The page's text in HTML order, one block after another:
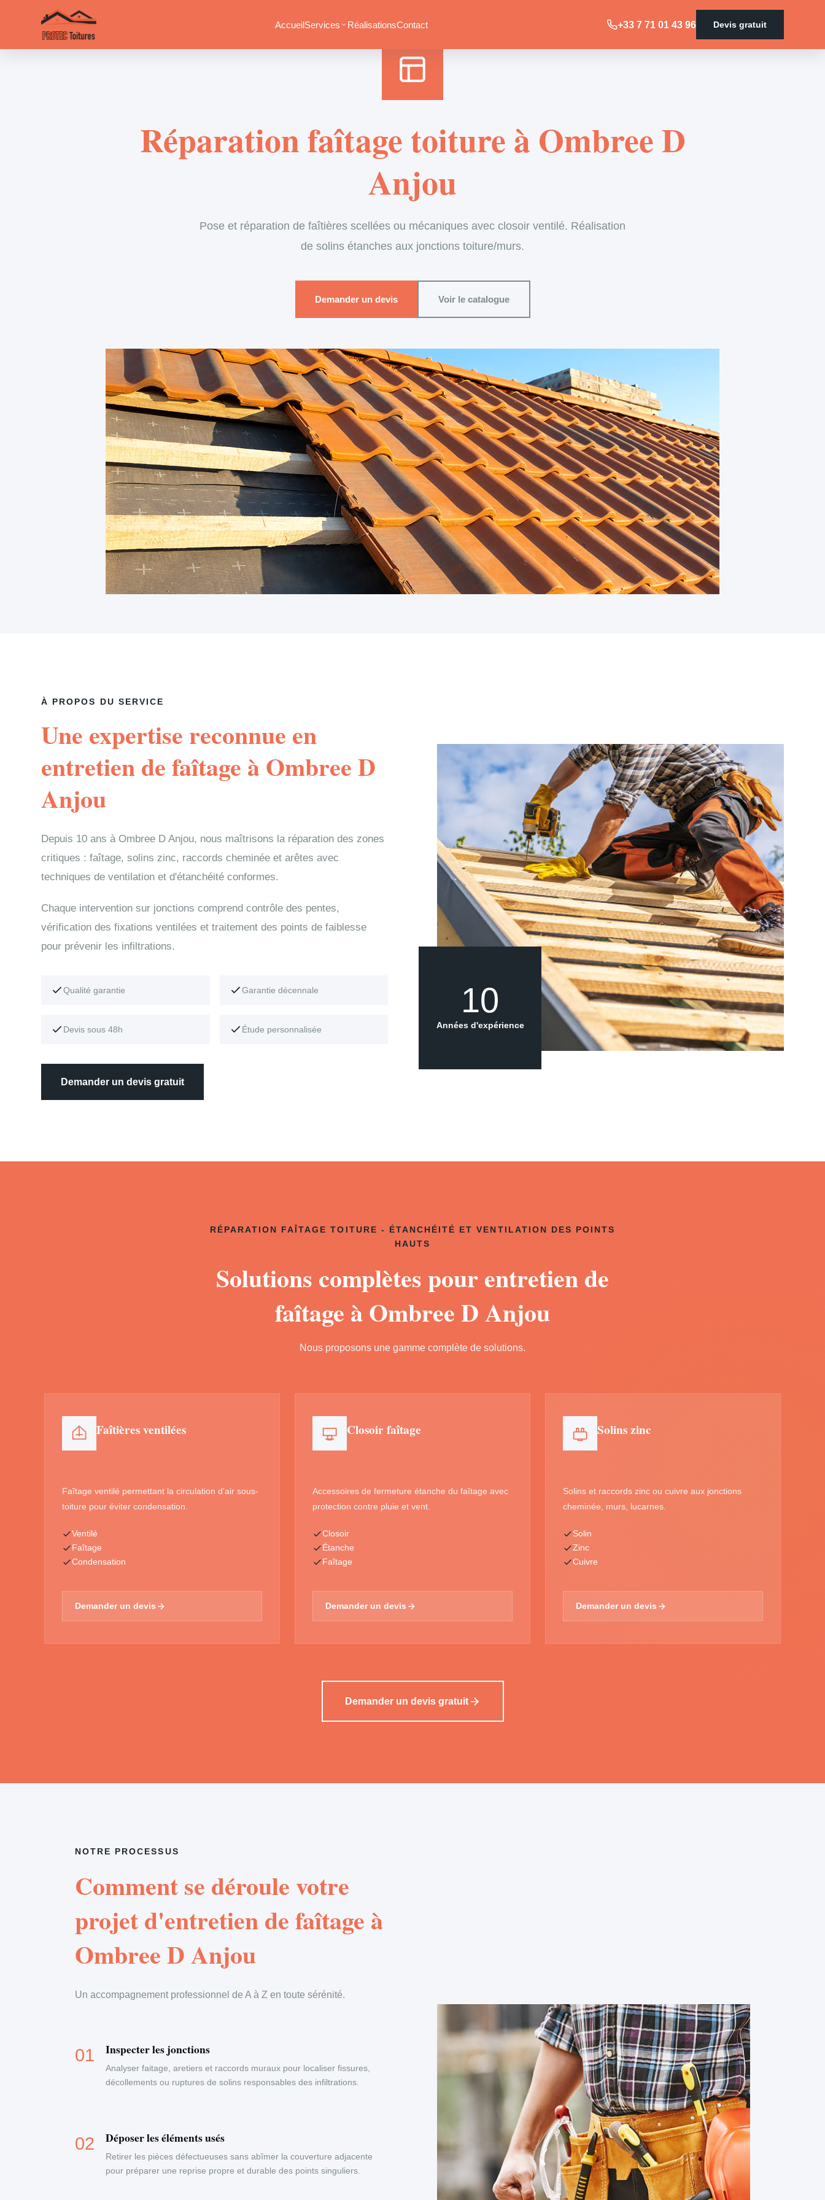
AccueilServices RéalisationsContact +33 7 71 01 43 96 Devis gratuit
Réparation faîtage toiture à Ombree D
Anjou
Pose et réparation de faîtières scellées ou mécaniques avec closoir ventilé. Réalisation
de solins étanches aux jonctions toiture/murs.
Demander un devis Voir le catalogue
À PROPOS DU SERVICE
Une expertise reconnue en
entretien de faîtage à Ombree D
Anjou
Depuis 10 ans à Ombree D Anjou, nous maîtrisons la réparation des zones
critiques : faîtage, solins zinc, raccords cheminée et arêtes avec
techniques de ventilation et d'étanchéité conformes.
Chaque intervention sur jonctions comprend contrôle des pentes,
vérification des fixations ventilées et traitement des points de faiblesse
pour prévenir les infiltrations.
Qualité garantie Garantie décennale
Devis sous 48h Étude personnalisée
Demander un devis gratuit
10
Années d'expérience
RÉPARATION FAÎTAGE TOITURE - ÉTANCHÉITÉ ET VENTILATION DES POINTS
HAUTS
Solutions complètes pour entretien de
faîtage à Ombree D Anjou
Nous proposons une gamme complète de solutions.
Faîtières ventilées
Faîtage ventilé permettant la circulation d'air sous-
toiture pour éviter condensation.
Ventilé
Faîtage
Condensation
Demander un devis
Closoir faîtage
Accessoires de fermeture étanche du faîtage avec
protection contre pluie et vent.
Closoir
Étanche
Faîtage
Demander un devis
Solins zinc
Solins et raccords zinc ou cuivre aux jonctions
cheminée, murs, lucarnes.
Solin
Zinc
Cuivre
Demander un devis
Demander un devis gratuit
NOTRE PROCESSUS
Comment se déroule votre
projet d'entretien de faîtage à
Ombree D Anjou
Un accompagnement professionnel de A à Z en toute sérénité.
Inspecter les jonctions
Analyser faitage, aretiers et raccords muraux pour localiser fissures,
décollements ou ruptures de solins responsables des infiltrations.
Déposer les éléments usés
Retirer les pièces défectueuses sans abîmer la couverture adjacente
pour préparer une reprise propre et durable des points singuliers.